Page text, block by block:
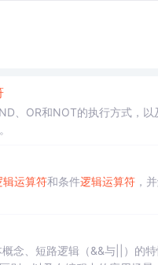
、OR和NOT的执行方式，
辑运算符和条件逻辑运算符，
念、短路逻辑（&&与||）的